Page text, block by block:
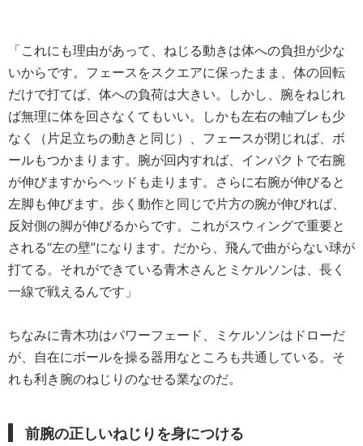
「これにも理由があって、ねじる動きは体への負担が少な
いからです。フェースをスクエアに保ったまま、体の回転
だけで打てば、体への負荷は大きい。しかし、腕をねじれ
ば無理に体を回さなくてもいい。しかも左右の軸ブレも少
なく（片足立ちの動きと同じ）、フェースが閉じれば、ボ
ールもつかまります。腕が回内すれば、インパクトで右腕
が伸びますからヘッドも走ります。さらに右腕が伸びると
左脚も伸びます。歩く動作と同じで片方の腕が伸びれば、
反対側の脚が伸びるからです。これがスウィングで重要と
される“左の壁”になります。だから、飛んで曲がらない球が
打てる。それができている青木さんとミケルソンは、長く
一線で戦えるんです」
ちなみに青木功はパワーフェード、ミケルソンはドローだ
が、自在にボールを操る器用なところも共通している。そ
れも利き腕のねじりのなせる業なのだ。
前腕の正しいねじりを身につける